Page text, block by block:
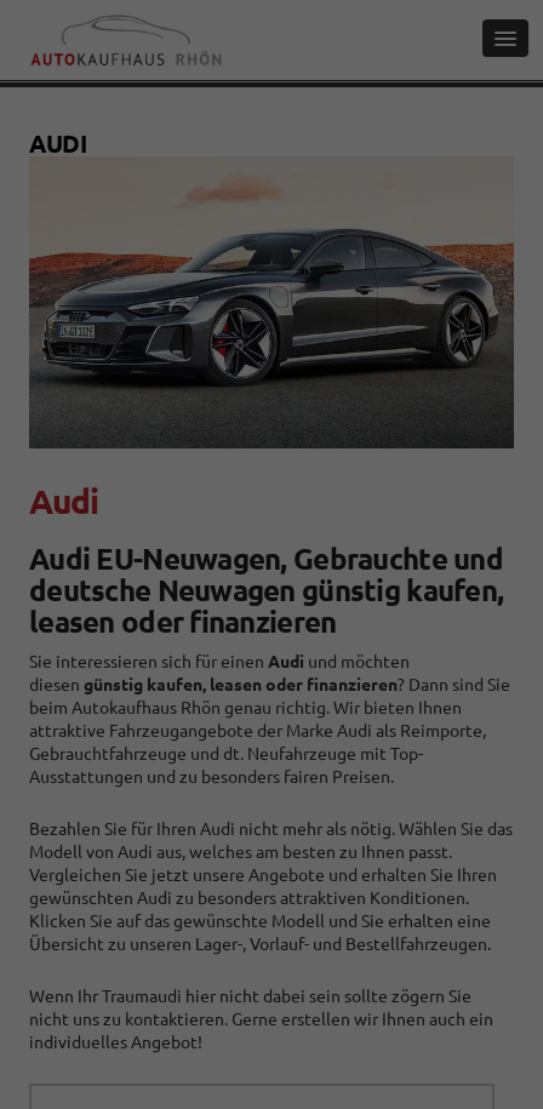
AUDI
Audi
Audi EU-Neuwagen, Gebrauchte und
deutsche Neuwagen günstig kaufen,
leasen oder finanzieren
Sie interessieren sich für einen Audi und möchten
diesen günstig kaufen, leasen oder finanzieren? Dann sind Sie
beim Autokaufhaus Rhön genau richtig. Wir bieten Ihnen
attraktive Fahrzeugangebote der Marke Audi als Reimporte,
Gebrauchtfahrzeuge und dt. Neufahrzeuge mit Top-
Ausstattungen und zu besonders fairen Preisen.
Bezahlen Sie für Ihren Audi nicht mehr als nötig. Wählen Sie das
Modell von Audi aus, welches am besten zu Ihnen passt.
Vergleichen Sie jetzt unsere Angebote und erhalten Sie Ihren
gewünschten Audi zu besonders attraktiven Konditionen.
Klicken Sie auf das gewünschte Modell und Sie erhalten eine
Übersicht zu unseren Lager-, Vorlauf- und Bestellfahrzeugen.
Wenn Ihr Traumaudi hier nicht dabei sein sollte zögern Sie
nicht uns zu kontaktieren. Gerne erstellen wir Ihnen auch ein
individuelles Angebot!